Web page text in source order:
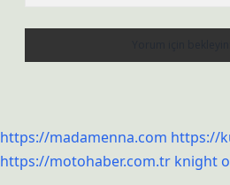
https://madamenna.com https://
https://motohaber.com.tr knight